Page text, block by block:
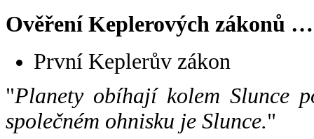
Ověření Keplerových zákonů …
První Keplerův zákon
"Planety obíhají kolem Slunce
společném ohnisku je Slunce."